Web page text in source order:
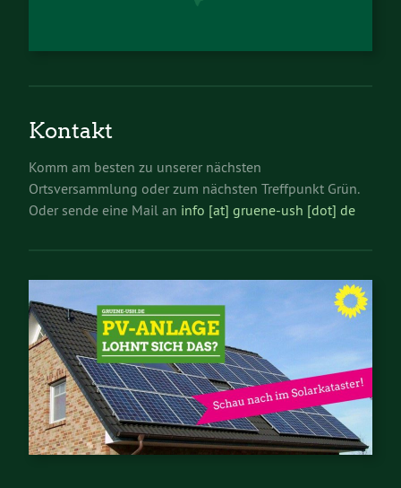
Kontakt
Komm am besten zu unserer nächsten
Ortsversammlung oder zum nächsten Treffpunkt Grün.
Oder sende eine Mail an info [at] gruene-ush [dot] de